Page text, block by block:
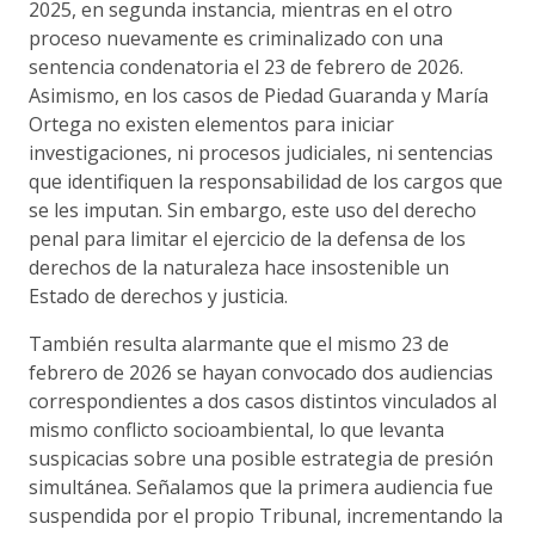
2025, en segunda instancia, mientras en el otro
proceso nuevamente es criminalizado con una
sentencia condenatoria el 23 de febrero de 2026.
Asimismo, en los casos de Piedad Guaranda y María
Ortega no existen elementos para iniciar
investigaciones, ni procesos judiciales, ni sentencias
que identifiquen la responsabilidad de los cargos que
se les imputan. Sin embargo, este uso del derecho
penal para limitar el ejercicio de la defensa de los
derechos de la naturaleza hace insostenible un
Estado de derechos y justicia.
También resulta alarmante que el mismo 23 de
febrero de 2026 se hayan convocado dos audiencias
correspondientes a dos casos distintos vinculados al
mismo conflicto socioambiental, lo que levanta
suspicacias sobre una posible estrategia de presión
simultánea. Señalamos que la primera audiencia fue
suspendida por el propio Tribunal, incrementando la